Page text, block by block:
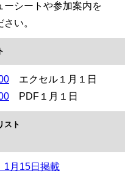
ーシートや参加案内を
い。
エクセル１月１日
PDF１月１日
スト
月15日掲載